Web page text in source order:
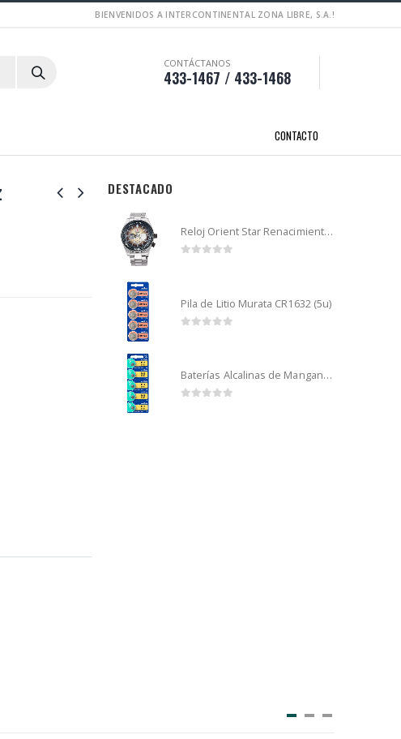
BIENVENIDOS A INTERCONTINENTAL ZONA LIBRE, S.A.!
CONTÁCTANOS
433-1467 / 433-1468
CONTACTO
DESTACADO
Reloj Orient Star Renacimiento mecánico - Retro Future Guitar - RA-AR0303G
Pila de Litio Murata CR1632 (5u)
Baterías Alcalinas de Manganeso Murata 192 (5u)